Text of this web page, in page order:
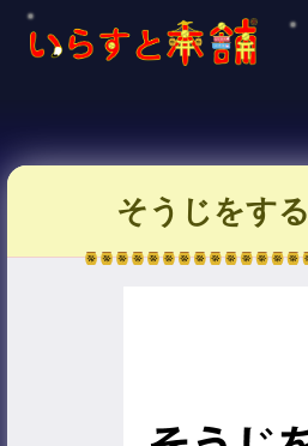
そうじをする